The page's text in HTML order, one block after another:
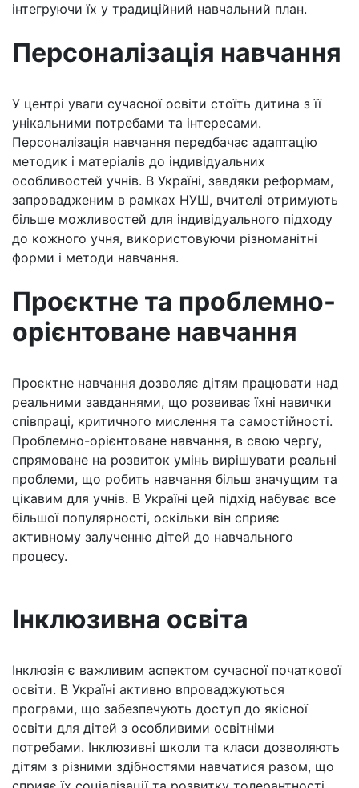
інтегруючи їх у традиційний навчальний план.
Персоналізація навчання
У центрі уваги сучасної освіти стоїть дитина з її
унікальними потребами та інтересами.
Персоналізація навчання передбачає адаптацію
методик і матеріалів до індивідуальних
особливостей учнів. В Україні, завдяки реформам,
запровадженим в рамках НУШ, вчителі отримують
більше можливостей для індивідуального підходу
до кожного учня, використовуючи різноманітні
форми і методи навчання.
Проєктне та проблемно-
орієнтоване навчання
Проєктне навчання дозволяє дітям працювати над
реальними завданнями, що розвиває їхні навички
співпраці, критичного мислення та самостійності.
Проблемно-орієнтоване навчання, в свою чергу,
спрямоване на розвиток умінь вирішувати реальні
проблеми, що робить навчання більш значущим та
цікавим для учнів. В Україні цей підхід набуває все
більшої популярності, оскільки він сприяє
активному залученню дітей до навчального
процесу.
Інклюзивна освіта
Інклюзія є важливим аспектом сучасної початкової
освіти. В Україні активно впроваджуються
програми, що забезпечують доступ до якісної
освіти для дітей з особливими освітніми
потребами. Інклюзивні школи та класи дозволяють
дітям з різними здібностями навчатися разом, що